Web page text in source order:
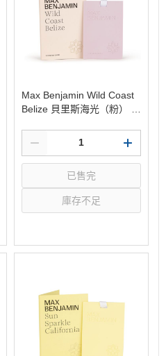
Max Benjamin Wild Coast
Belize 貝里斯海光（粉） 香
已售完
庫存不足